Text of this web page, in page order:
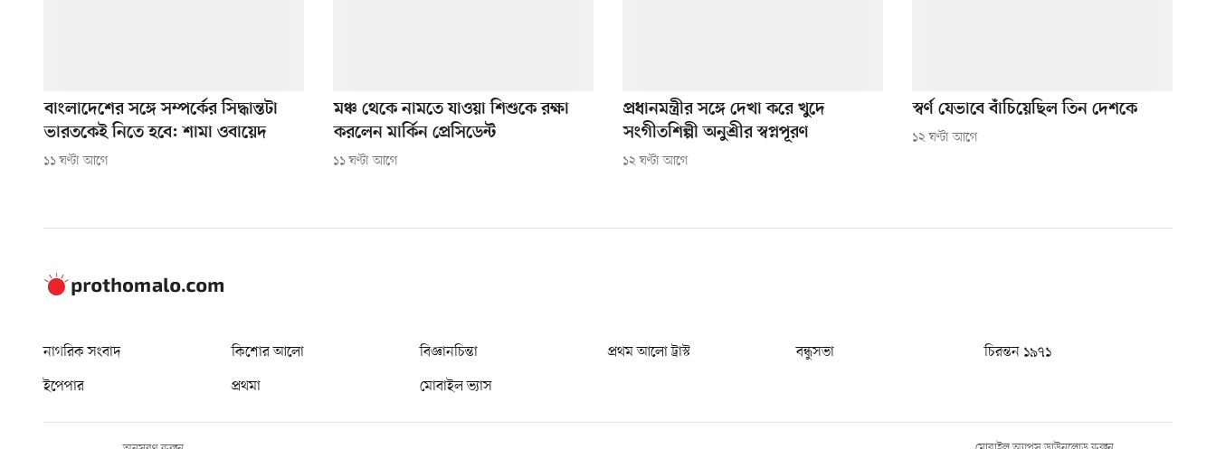
বাংলাদেশের সঙ্গে সম্পর্কের সিদ্ধান্তটা
ভারতকেই নিতে হবে: শামা ওবায়েদ
১১ ঘণ্টা আগে
মঞ্চ থেকে নামতে যাওয়া শিশুকে রক্ষা
করলেন মার্কিন প্রেসিডেন্ট
১১ ঘণ্টা আগে
প্রধানমন্ত্রীর সঙ্গে দেখা করে খুদে
সংগীতশিল্পী অনুশ্রীর স্বপ্নপূরণ
১২ ঘণ্টা আগে
স্বর্ণ যেভাবে বাঁচিয়েছিল তিন দেশকে
১২ ঘণ্টা আগে
নাগরিক সংবাদ কিশোর আলো বিজ্ঞানচিন্তা প্রথম আলো ট্রাস্ট বন্ধুসভা
চিরন্তন ১৯৭১
ইপেপার
প্রথমা মোবাইল ভ্যাস